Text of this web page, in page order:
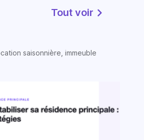
Tout voir
saisonnière, immeuble